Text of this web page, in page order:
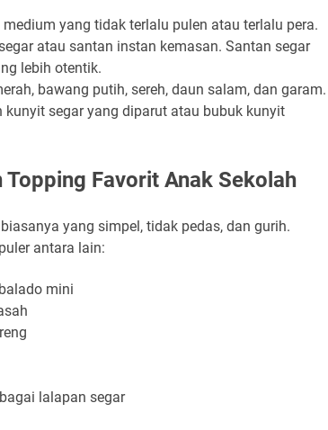
yang tidak terlalu pulen atau terlalu pera.
atau santan instan kemasan. Santan segar
lebih otentik.
bawang putih, sereh, daun salam, dan garam.
kunyit segar yang diparut atau bubuk kunyit
Topping Favorit Anak Sekolah
yang simpel, tidak pedas, dan gurih.
antara lain:
mini
lalapan segar